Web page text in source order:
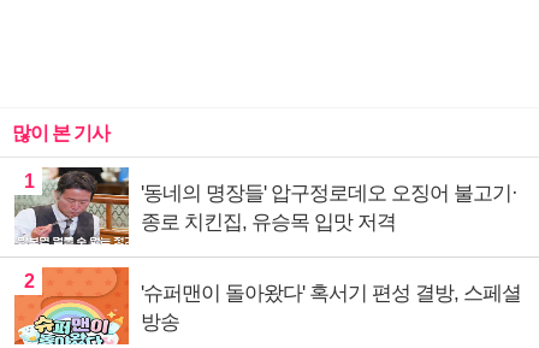
많이 본 기사
1
'동네의 명장들' 압구정로데오 오징어 불고기·
종로 치킨집, 유승목 입맛 저격
2
'슈퍼맨이 돌아왔다' 혹서기 편성 결방, 스페셜
방송